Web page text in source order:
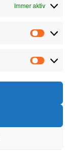
Immer aktiv
Marketing